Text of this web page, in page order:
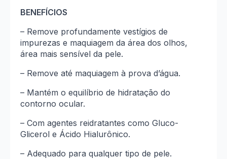
BENEFÍCIOS
– Remove profundamente vestígios de
impurezas e maquiagem da área dos olhos,
área mais sensível da pele.
– Remove até maquiagem à prova d’água.
– Mantém o equilíbrio de hidratação do
contorno ocular.
– Com agentes reidratantes como Gluco-
Glicerol e Ácido Hialurônico.
– Adequado para qualquer tipo de pele.